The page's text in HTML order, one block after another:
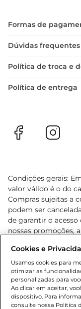
Formas de
Dúvidas frequentes
Política de troca e
Política de entrega
Condições gerais:
valor válido é o do
Compras sujeitas a
podem ser
de garantir o
nossas promoções,
cliente. Os preços,
o e-commerce e
sofrer alterações
de bebidas
Lei n.º 8069/90, art.
Adolescente).
Cookies e
Usamos cookies para
otimizar as
personalizadas para
Ao clicar em aceitar,
dispositivo. Para
consulte nossa Política